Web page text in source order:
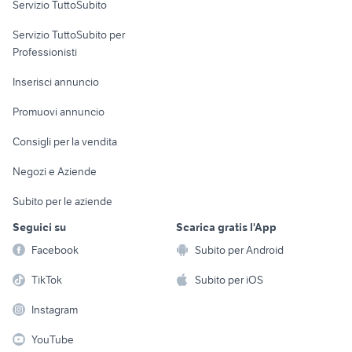
Informatica
Console e
Fotografia
Telefonia
Biciclette
Servizio TuttoSubito
Servizio TuttoSubito per
Professionisti
Inserisci annuncio
Promuovi annuncio
Consigli per la vendita
Negozi e Aziende
Subito per le aziende
Seguici su
Facebook
TikTok
Instagram
YouTube
Scarica gratis l'App
Subito per Android
Subito per iOS